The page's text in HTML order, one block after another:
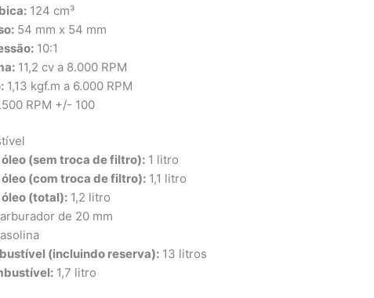
124 cm³
54 mm x 54 mm
10:1
11,2 cv a 8.000 RPM
1,13 kgf.m a 6.000 RPM
RPM +/- 100
(sem troca de filtro): 1 litro
(com troca de filtro): 1,1 litro
(total): 1,2 litro
de 20 mm
(incluindo reserva): 13 litros
1,7 litro